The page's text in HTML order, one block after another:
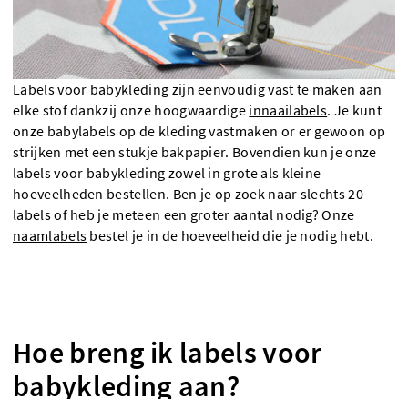
Labels voor babykleding zijn eenvoudig vast te maken aan
elke stof dankzij onze hoogwaardige innaailabels. Je kunt
onze babylabels op de kleding vastmaken or er gewoon op
strijken met een stukje bakpapier. Bovendien kun je onze
labels voor babykleding zowel in grote als kleine
hoeveelheden bestellen. Ben je op zoek naar slechts 20
labels of heb je meteen een groter aantal nodig? Onze
naamlabels bestel je in de hoeveelheid die je nodig hebt.
Hoe breng ik labels voor
babykleding aan?